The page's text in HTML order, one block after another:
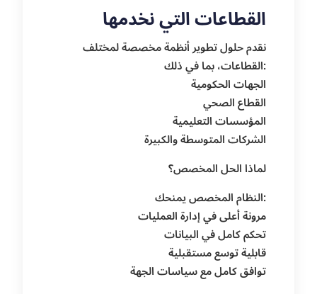
القطاعات التي نخدمها
نقدم حلول تطوير أنظمة مخصصة لمختلف
القطاعات، بما في ذلك:
الجهات الحكومية
القطاع الصحي
المؤسسات التعليمية
الشركات المتوسطة والكبيرة
لماذا الحل المخصص؟
النظام المخصص يمنحك:
مرونة أعلى في إدارة العمليات
تحكم كامل في البيانات
قابلية توسع مستقبلية
توافق كامل مع سياسات الجهة